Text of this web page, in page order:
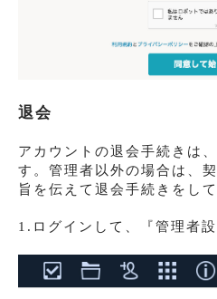
退会
アカウントの退会手続きは、
す。管理者以外の場合は、
旨を伝えて退会手続きをし
1.ログインして、『管理者